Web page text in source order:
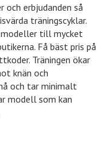
erbjudanden så
träningscyklar.
modeller till mycket
Få bäst pris på
Träningen ökar
knän och
och tar minimalt
modell som kan